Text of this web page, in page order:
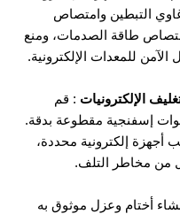
التبطين وامتصاص
طاقة الصدمات، ومنع
للمعدات الإلكترونية.
الإلكترونيات : قم
إسفنجية مقطوعة بدقة.
أجهزة إلكترونية محددة،
من مخاطر التلف.
أختام وعزل موثوق به